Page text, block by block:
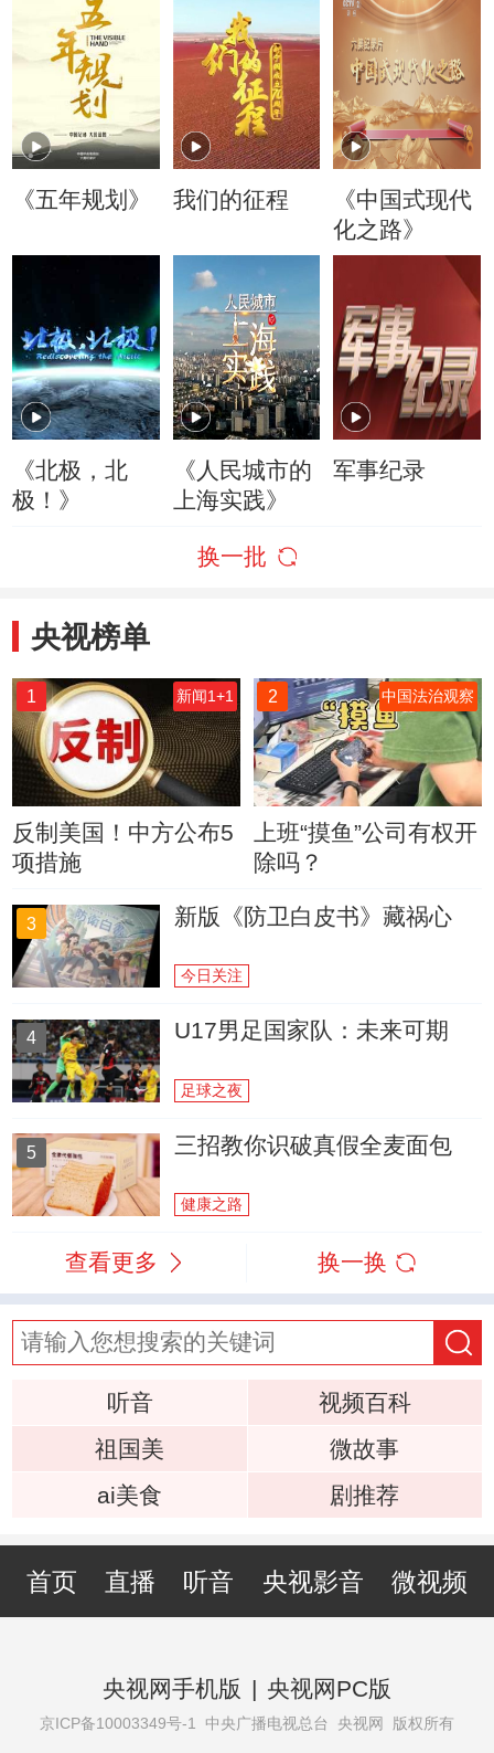
《五年规划》 我们的征程
《中国式现代
化之路》
《北极，北
极！》
《人民城市的
上海实践》
军事纪录
换一批
央视榜单
1 新闻1+1
反制美国！中方公布5
项措施
2 中国法治观察
上班“摸鱼”公司有权开
除吗？
3 新版《防卫白皮书》藏祸心
今日关注
4 U17男足国家队：未来可期
足球之夜
5 三招教你识破真假全麦面包
健康之路
查看更多 换一换
听音
视频百科
祖国美
微故事
ai美食
剧推荐
首页 直播 听音 央视影音 微视频
央视网手机版 | 央视网PC版
京ICP备10003349号-1 中央广播电视总台 央视网 版权所有